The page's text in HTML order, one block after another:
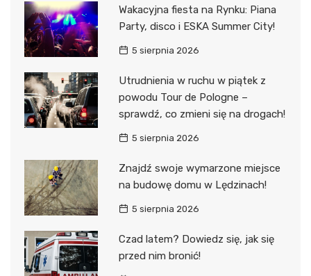
Wakacyjna fiesta na Rynku: Piana
Party, disco i ESKA Summer City!
5 sierpnia 2026
Utrudnienia w ruchu w piątek z
powodu Tour de Pologne –
sprawdź, co zmieni się na drogach!
5 sierpnia 2026
Znajdź swoje wymarzone miejsce
na budowę domu w Lędzinach!
5 sierpnia 2026
Czad latem? Dowiedz się, jak się
przed nim bronić!